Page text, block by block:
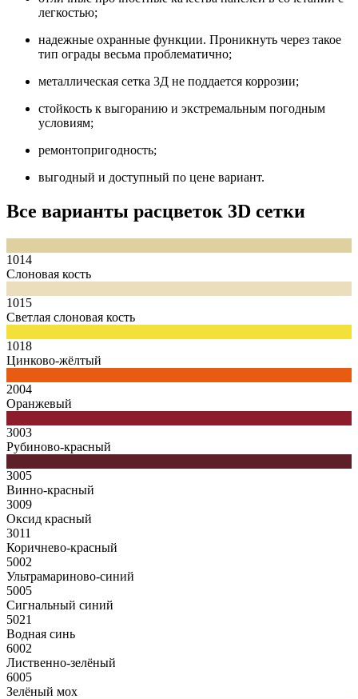
легкостью;
надежные охранные функции. Проникнуть через такое
тип ограды весьма проблематично;
металлическая сетка 3Д не поддается коррозии;
стойкость к выгоранию и экстремальным погодным
условиям;
ремонтопригодность;
выгодный и доступный по цене вариант.
Все варианты расцветок 3D сетки
1014
Слоновая кость
1015
Светлая слоновая кость
1018
Цинково-жёлтый
2004
Оранжевый
3003
Рубиново-красный
3005
Винно-красный
3009
Оксид красный
3011
Коричнево-красный
5002
Ультрамариново-синий
5005
Сигнальный синий
5021
Водная синь
6002
Лиственно-зелёный
6005
Зелёный мох